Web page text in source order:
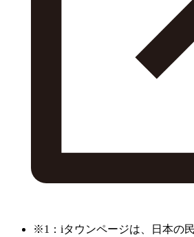
※1：iタウンページは、日本の